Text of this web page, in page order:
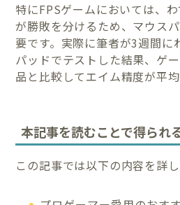
特にFPSゲームにおいては、
が勝敗を分けるため、マウス
要です。実際に筆者が3週間に
パッドでテストした結果、ゲ
品と比較してエイム精度が平
本記事を読むことで得られ
この記事では以下の内容を詳